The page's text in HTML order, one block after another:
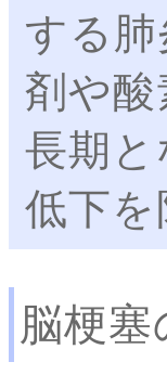
する
剤や
長期
低下
脳梗塞